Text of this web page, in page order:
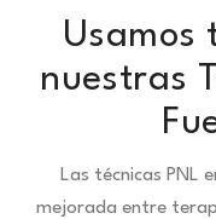
Usamos
nuestras
Las técnicas PNL
mejorada entre